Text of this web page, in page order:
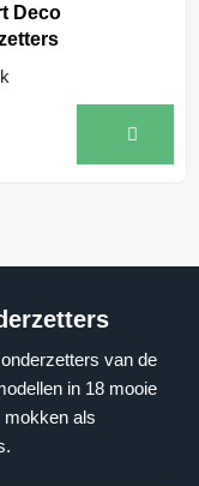
Deco
van de
in 18 mooie
mokken als